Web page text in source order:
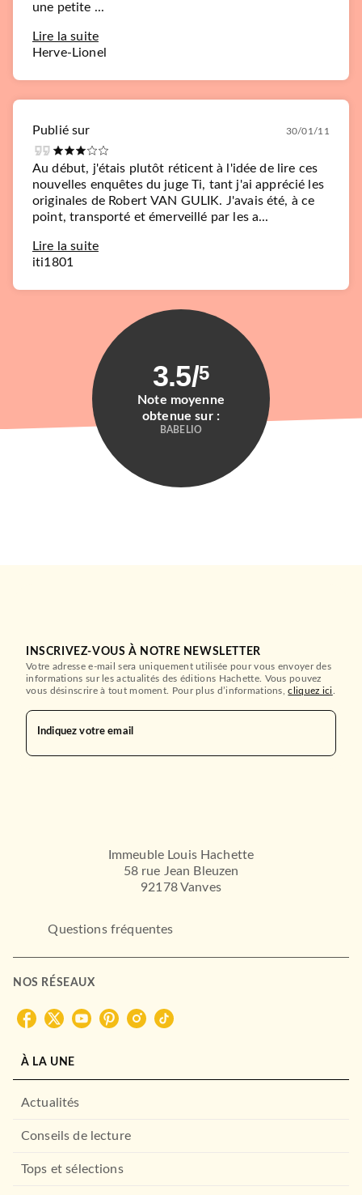
Meurtre dans un fauteuil
12/05/2004
Les nouvelles enquêtes du
31/03/2010
une petite ...
Lire la suite
Herve-Lionel
Publié sur 30/01/11
Au début, j'étais plutôt réticent à l'idée de lire ces
nouvelles enquêtes du juge Ti, tant j'ai apprécié les
originales de Robert VAN GULIK. J'avais été, à ce
point, transporté et émerveillé par les a...
Lire la suite
iti1801
3.5/5
Note moyenne
obtenue sur :
BABELIO
INSCRIVEZ-VOUS À NOTRE NEWSLETTER
Votre adresse e-mail sera uniquement utilisée pour vous envoyer des
informations sur les actualités des éditions Hachette. Vous pouvez
vous désinscrire à tout moment. Pour plus d’informations,cliquez ici
Indiquez votre email
Immeuble Louis Hachette
58 rue Jean Bleuzen
92178 Vanves
Questions fréquentes
NOS RÉSEAUX
À LA UNE
Actualités
Conseils de lecture
Tops et sélections